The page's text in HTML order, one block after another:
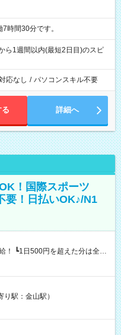
実働7時間30分です。
ら1週間以内(最短2日目)のスピ
応なし / パソコンスキル不要
る 詳細へ
！国際スポーツ
要！日払いOK♪/N1
担となります ★日払い
日に現金GET♪ お仕事後はコン
駅：金山駅）